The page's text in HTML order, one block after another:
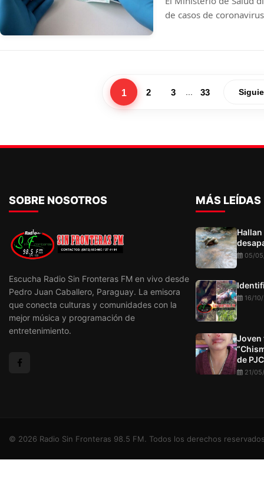
de casos de
1 2 3 33
SOBRE NOSOTROS
Escucha Radio Sin Fronteras FM en vivo desde
Pedro Juan Caballero, Paraguay. La emisora
que conecta culturas y comunidades con la
mejor música y programación de
entretenimiento.
MÁS LEÍDAS
05/
16/
Joven
de PJC
21/
© 2026 Radio Sin Fronteras 98.5 FM. Todos los derechos